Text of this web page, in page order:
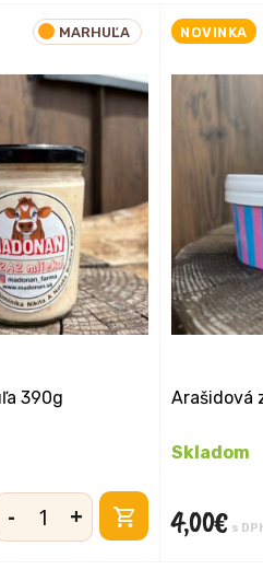
MARHUĽA
390g
- +
NOVINKA
Arašidová
Skladom
4,00€ s